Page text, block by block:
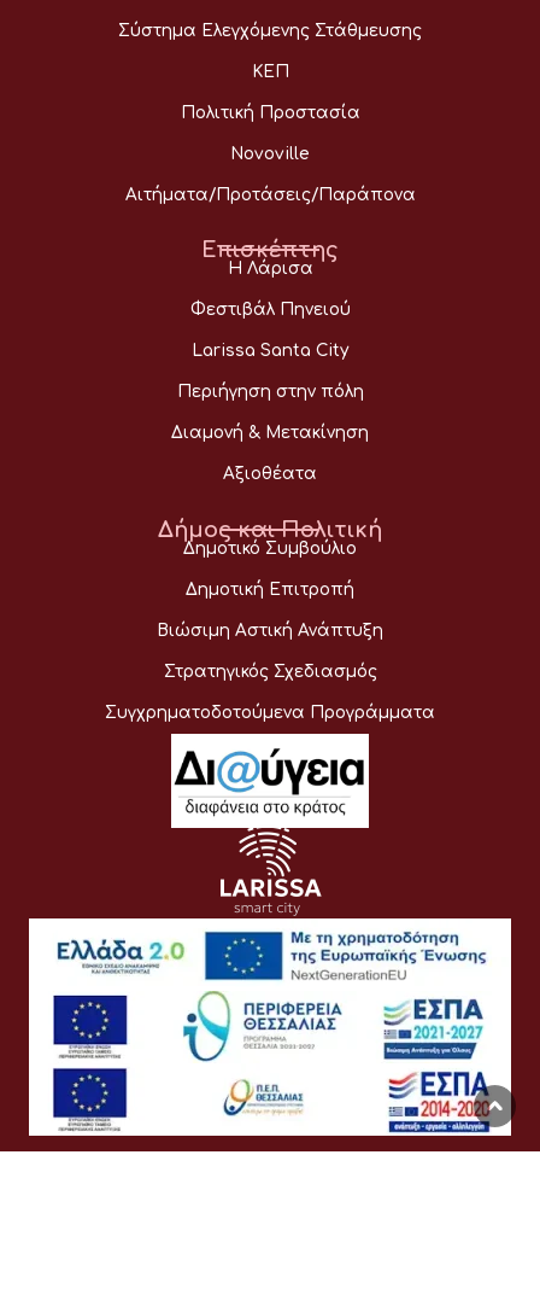
Σύστημα Ελεγχόμενης Στάθμευσης
ΚΕΠ
Πολιτική Προστασία
Novoville
Αιτήματα/Προτάσεις/Παράπονα
Επισκέπτης
Η Λάρισα
Φεστιβάλ Πηνειού
Larissa Santa City
Περιήγηση στην πόλη
Διαμονή & Μετακίνηση
Αξιοθέατα
Δήμος και Πολιτική
Δημοτικό Συμβούλιο
Δημοτική Επιτροπή
Βιώσιμη Αστική Ανάπτυξη
Στρατηγικός Σχεδιασμός
Συγχρηματοδοτούμενα Προγράμματα